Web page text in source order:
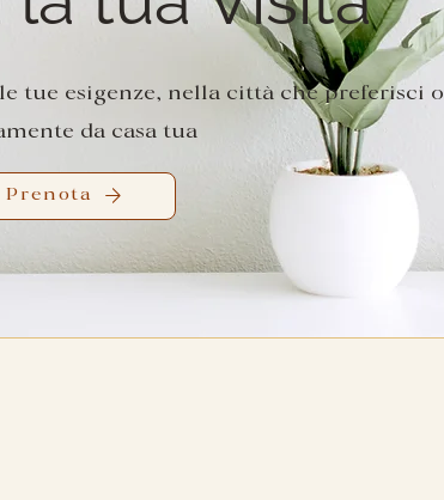
tue esigenze, nella città che preferisci o
da casa tua
Prenota